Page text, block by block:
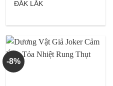
ĐẮK LẮK
-8%